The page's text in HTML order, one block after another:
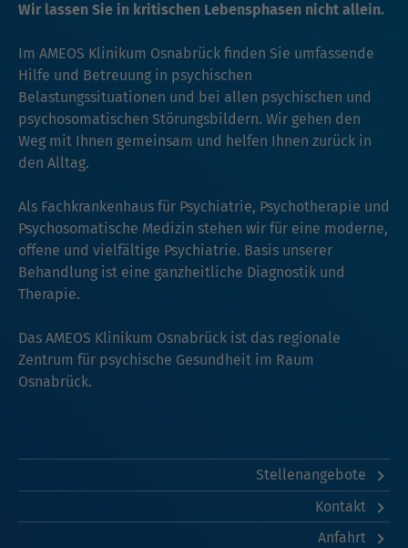
Wir lassen Sie in kritischen Lebensphasen nicht allein.
Im AMEOS Klinikum Osnabrück finden Sie umfassende
Hilfe und Betreuung in psychischen
Belastungssituationen und bei allen psychischen und
psychosomatischen Störungsbildern. Wir gehen den
Weg mit Ihnen gemeinsam und helfen Ihnen zurück in
den Alltag.
Als Fachkrankenhaus für Psychiatrie, Psychotherapie und
Psychosomatische Medizin stehen wir für eine moderne,
offene und vielfältige Psychiatrie. Basis unserer
Behandlung ist eine ganzheitliche Diagnostik und
Therapie.
Das AMEOS Klinikum Osnabrück ist das regionale
Zentrum für psychische Gesundheit im Raum
Osnabrück.
Stellenangebote
Kontakt
Anfahrt